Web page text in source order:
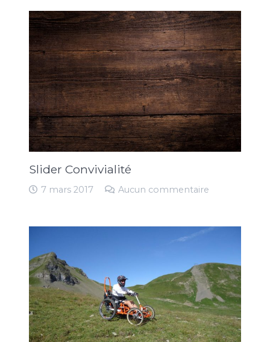
Slider Convivialité
7 mars 2017 Aucun commentaire